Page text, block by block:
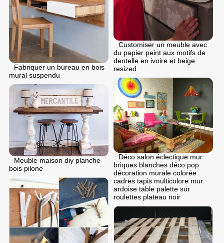
Fabriquer un bureau en bois
mural suspendu
Customiser un meuble avec
du papier peint aux motifs de
dentelle en ivoire et beige
resized
Déco salon éclectique mur
briques blanches déco pop
décoration murale colorée
cadres tapis multicolore mur
ardoise table palette sur
roulettes plateau noir
Meuble maison diy planche
bois pilone